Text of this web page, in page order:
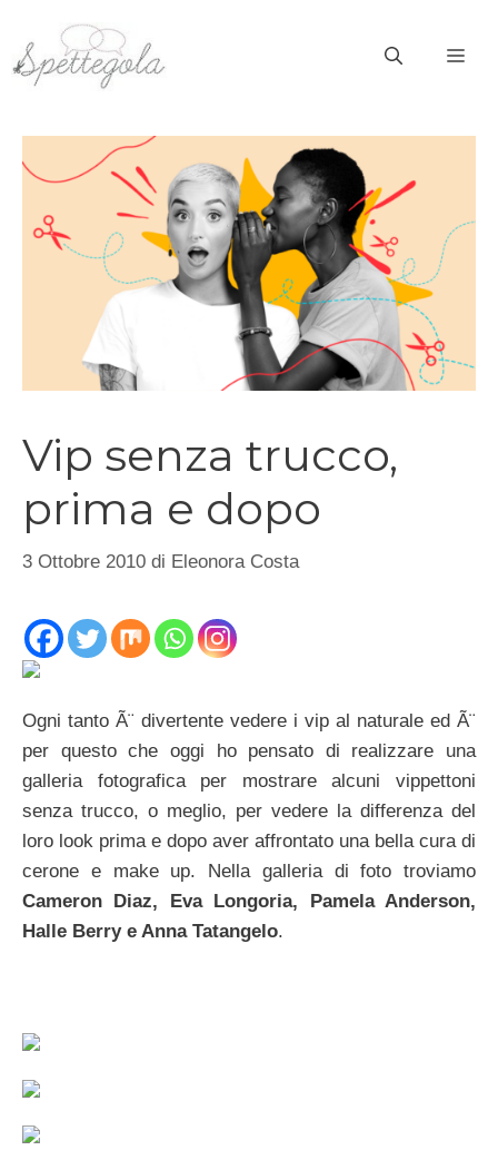
contenuto
Vip senza trucco,
prima e dopo
3 Ottobre 2010 di Eleonora Costa
Ogni tanto Ã¨ divertente vedere i vip al naturale ed Ã¨
per questo che oggi ho pensato di realizzare una
galleria fotografica per mostrare alcuni vippettoni
senza trucco, o meglio, per vedere la differenza del
loro look prima e dopo aver affrontato una bella cura di
cerone e make up. Nella galleria di foto troviamo
Cameron Diaz, Eva Longoria, Pamela Anderson,
Halle Berry e Anna Tatangelo.